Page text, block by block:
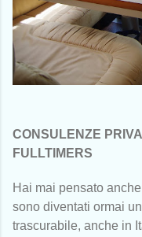
CONSULENZE
FULLTIMERS
Hai mai pensato
sono diventati ormai
trascurabile, anche in